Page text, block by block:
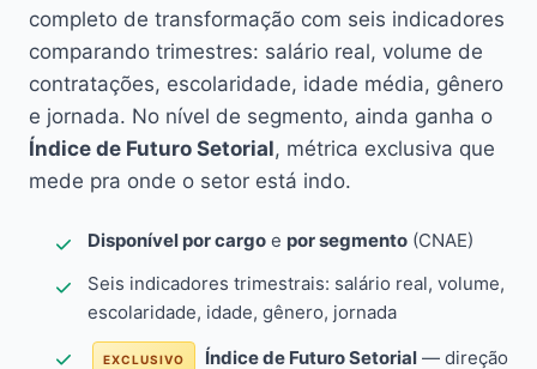
completo de transformação com seis indicadores
comparando trimestres: salário real, volume de
contratações, escolaridade, idade média, gênero
e jornada. No nível de segmento, ainda ganha o
Índice de Futuro Setorial, métrica exclusiva que
mede pra onde o setor está indo.
Disponível por cargo e por segmento (CNAE)
Seis indicadores trimestrais: salário real, volume,
escolaridade, idade, gênero, jornada
EXCLUSIVO Índice de Futuro Setorial — direção